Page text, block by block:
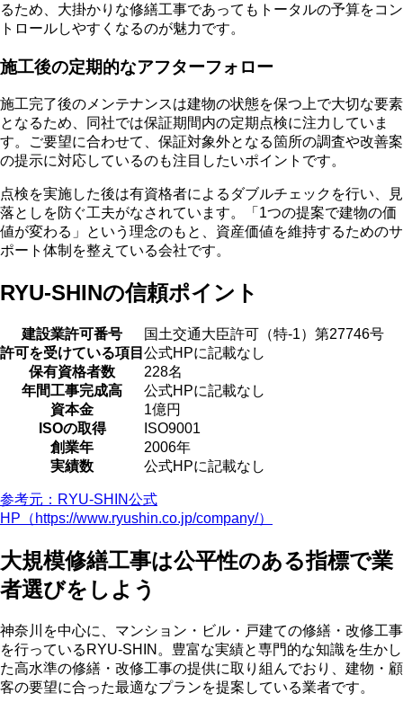
るため、大掛かりな修繕工事であってもトータルの予算をコン
トロールしやすくなるのが魅力です。
施工後の定期的なアフターフォロー
施工完了後のメンテナンスは建物の状態を保つ上で大切な要素
となるため、同社では保証期間内の定期点検に注力していま
す。
ご要望に合わせて、保証対象外となる箇所の調査や改善案
の提示に対応しているのも注目したいポイントです。
点検を実施した後は有資格者によるダブルチェックを行い、見
落としを防ぐ工夫がなされています。「1つの提案で建物の価
値が変わる」という理念のもと、資産価値を維持するためのサ
ポート体制を整えている会社です。
RYU-SHINの信頼ポイント
建設業許可番号
国土交通大臣許可（特‐1）第27746号
許可を受けている項目 公式HPに記載なし
保有資格者数
228名
年間工事完成高
公式HPに記載なし
資本金
1億円
ISOの取得
ISO9001
創業年
2006年
実績数
公式HPに記載なし
参考元：RYU-SHIN公式
HP（https://www.ryushin.co.jp/company/）
大規模修繕工事は公平性のある指標で業
者選びをしよう
神奈川を中心に、マンション・ビル・戸建ての修繕・改修工事
を行っているRYU-SHIN。豊富な実績と専門的な知識を生かし
た高水準の修繕・改修工事の提供に取り組んでおり、建物・顧
客の要望に合った最適なプランを提案している業者です。